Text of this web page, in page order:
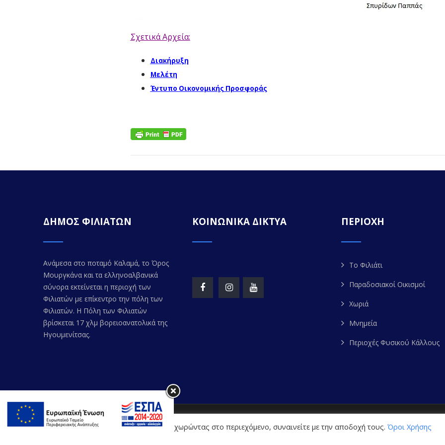
Σχετικά Αρχεία:
Διακήρυξη
Μελέτη
Έντυπο Οικονομικής Προσφοράς
ΔΗΜΟΣ ΦΙΛΙΑΤΩΝ
Ανάμεσα στο ποταμό Καλαμά, το Όρος
Μουργκάνα και τα ελληνοαλβανικά
σύνορα εκτείνεται η περιοχή των
Φιλιατών με επίκεντρο την πόλη των
Φιλιατών. Η Πόλη των Φιλιατών
βρίσκεται 17 χλμ βορειοανατολικά της
Ηγουμενίτσας.
ΚΟΙΝΩΝΙΚΑ ΔΙΚΤΥΑ ΠΕΡΙΟΧΗ
Το Φιλιάτι
Παραδοσιακοί Οικισμοί
Χωριά
Μνημεία
Περιοχές Φυσικού Κάλλους
© Copyright 2020. FILIATES.GR | All Rights Reserved. Powered by
Η Διαδικτυακή Πύλη χρησιμοποιεί cookies. Προχωρώντας στο περιεχόμενο, συναινείτε με την αποδοχή τους. Όροι Χρήσης